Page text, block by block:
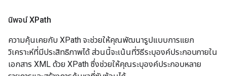
นิพจน์ XPath
ความคุ้นเคยกับ XPath จะช่วยให้คุณพัฒนารูปแบบการแยก
วิเคราะห์ที่มีประสิทธิภาพได้ ส่วนนี้จะเน้นที่วิธีระบุองค์ประกอบภายใน
เอกสาร XML ด้วย XPath ซึ่งช่วยให้คุณระบุองค์ประกอบหลาย